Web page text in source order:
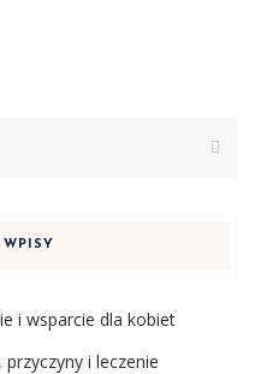
i wsparcie dla kobiet
i leczenie